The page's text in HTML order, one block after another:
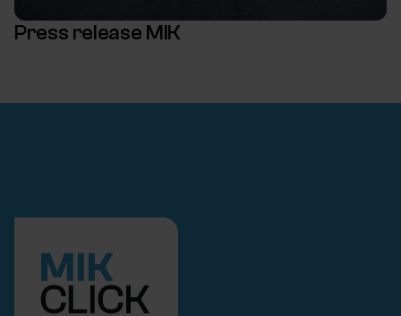
Press release MIK